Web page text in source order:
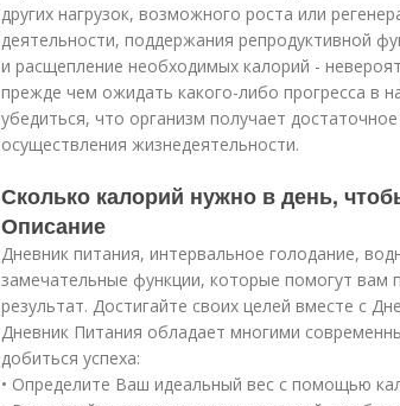
других нагрузок, возможного роста или
деятельности, поддержания репродуктивной
и расщепление необходимых калорий -
прежде чем ожидать какого-либо прогресса в
убедиться, что организм получает
осуществления жизнедеятельности.
Сколько калорий нужно в день,
Описание
Дневник питания, интервальное голодание,
замечательные функции, которые помогут вам
результат. Достигайте своих целей вместе с
Дневник Питания обладает многими
добиться успеха:
• Определите Ваш идеальный вес с помощью